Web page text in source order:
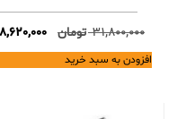
31,800,000 تومان
Original
price
was:
افزودن به سبد خرید